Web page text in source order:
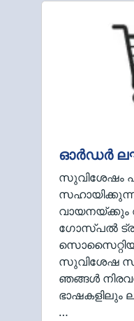
ഓർഡർ
സുവിശേഷം
വായനയ്ക്കും
ഗോസ്പൽ
സുവിശേഷ
ഞങ്ങൾ
ഭാഷകളിലും
…